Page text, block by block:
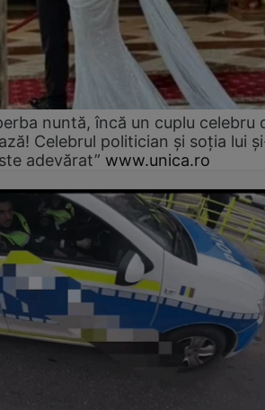
nuntă, încă un cuplu celebru
Celebrul politician și soția lui
adevărat” www.unica.ro